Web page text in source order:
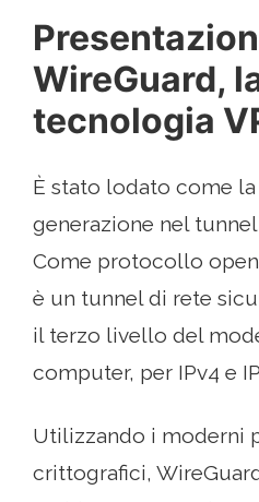
WireGuard,
tecnologia
È stato lodato come
generazione nel
Come protocollo
è un tunnel di rete
il terzo livello del
computer, per IPv4 e
Utilizzando i moderni
crittografici,